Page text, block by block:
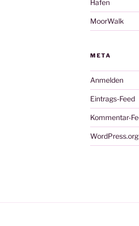
Hafen
MoorWalk
META
Anmelden
Eintrags-Feed
Kommentar-
WordPress.org